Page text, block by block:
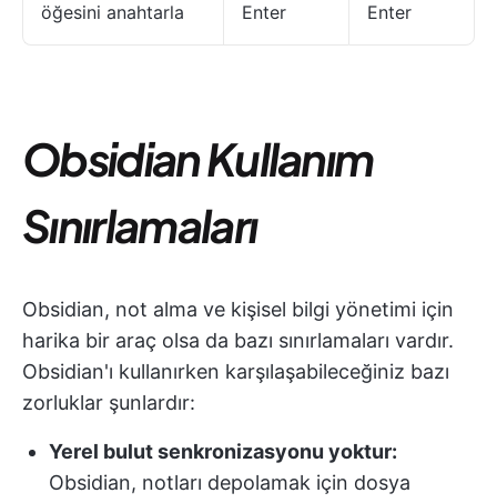
öğesini anahtarla
Enter
Enter
Obsidian Kullanım
Sınırlamaları
Obsidian, not alma ve kişisel bilgi yönetimi için
harika bir araç olsa da bazı sınırlamaları vardır.
Obsidian'ı kullanırken karşılaşabileceğiniz bazı
zorluklar şunlardır:
Yerel bulut senkronizasyonu yoktur:
Obsidian, notları depolamak için dosya